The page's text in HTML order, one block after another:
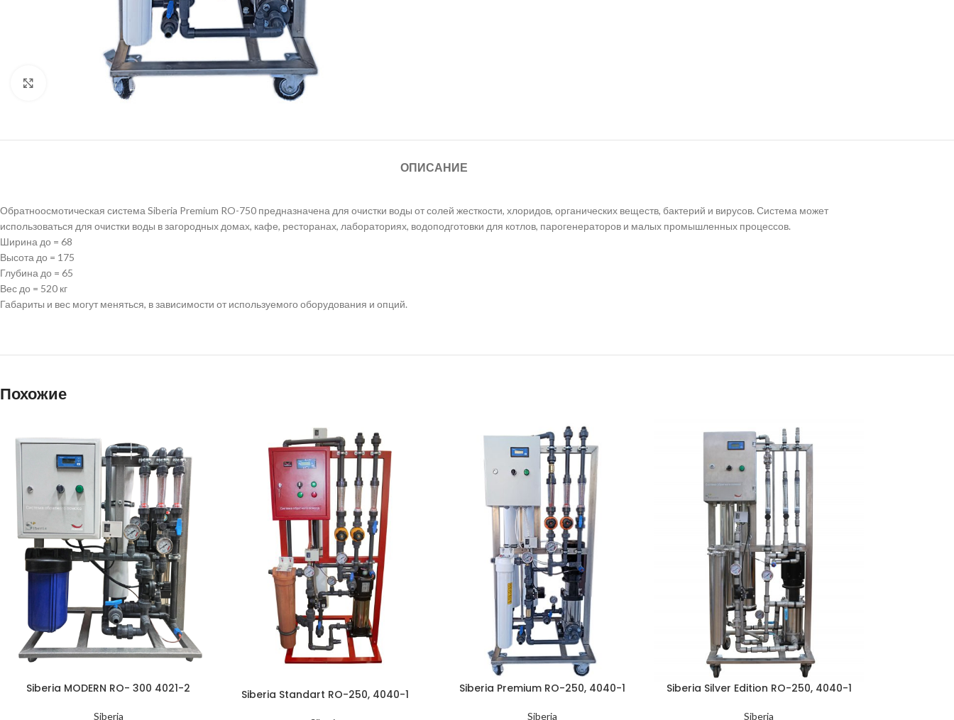
Нажмите, чтобы увеличить
ОПИСАНИЕ
Обратноосмотическая система Siberia Premium RO-750 предназначена для очистки воды от солей жесткости, хлоридов, органических веществ, бактерий и вирусов. Система может
использоваться для очистки воды в загородных домах, кафе, ресторанах, лабораториях, водоподготовки для котлов, парогенераторов и малых промышленных процессов.
Ширина до = 68
Высота до = 175
Глубина до = 65
Вес до = 520 кг
Габариты и вес могут меняться, в зависимости от используемого оборудования и опций.
Похожие
Siberia MODERN RO- 300 4021-2
Siberia
Siberia Standart RO-250, 4040-1 Siberia Premium RO-250, 4040-1
Siberia
Siberia Silver Edition RO-250, 4040-1
Siberia